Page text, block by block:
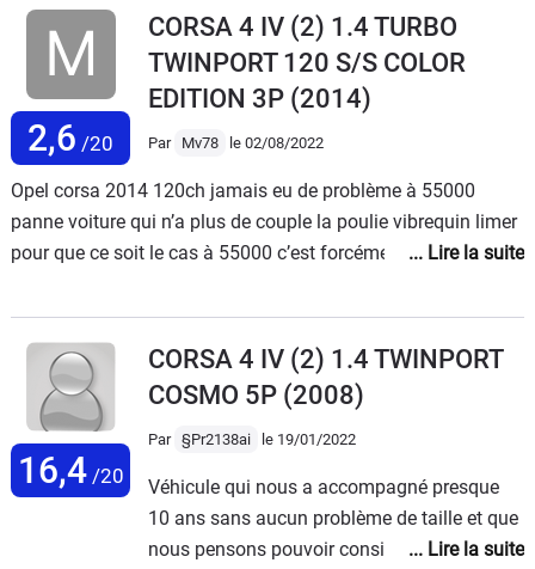
tout fonctionne depuis 2007.Seule la
direction à été remplacé suite à un défaut
générique. La voiture tient très bien la route
et vire à plat.Il s'agit d'une version 3 portes
correspondant parfaitement à mon
ont décidé de supprimer les versions 3
portes. 😬La nouvelle Corsa 2022 , 5 portes
n'est plus qu'une Peugeot 208 rebadgée par
2,6 /20
CORSA 4 IV (2) 1.4 TURBO
TWINPORT 120 S/S COLOR
EDITION 3P (2014)
Par Mv78 le 02/08/2022
Opel corsa 2014 120ch jamais eu de problème à 55000
panne voiture qui n’a plus de couple la poulie vibrequin limer
pour que ce soit le cas à 55000 c’est forcément un défaut de
une cinquantaine d’euros mais attention Opel ne l’a produit
plus alors que la voiture n’a que 8 ans solution que Opel m’a
trouver changer le bloque moteur seul solution la blague
franchement c’est abusé si une personne du groupe Opel voit
mon message et aurais une solution je suis preneur merci
cordialement
16,4/20
CORSA 4 IV (2) 1.4 TWINPORT
COSMO 5P (2008)
Par §Pr2138ai le 19/01/2022
Véhicule qui nous a accompagné presque
10 ans sans aucun problème de taille et que
nous pensons pouvoir considérer comme